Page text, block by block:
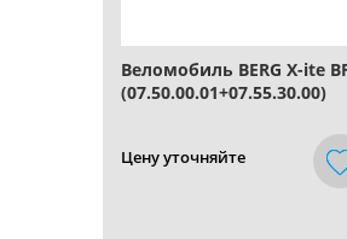
Веломобиль BERG X-ite
(07.50.00.01+07.55.30.00)
Цену уточняйте